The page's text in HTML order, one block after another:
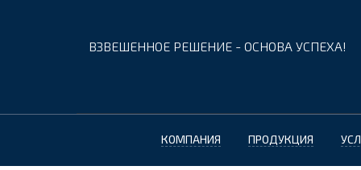
ВЗВЕШЕННОЕ РЕШЕНИЕ - ОСНОВА УСПЕХА!
КОМПАНИЯ ПРОДУКЦИЯ